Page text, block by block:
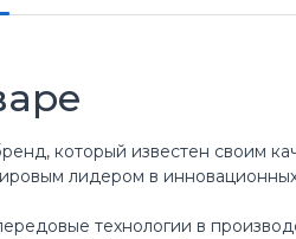
который известен своим
лидером в
технологии в